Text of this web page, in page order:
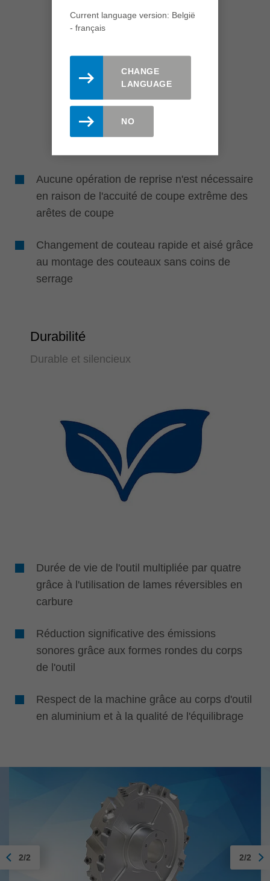
Aucune opération de reprise n'est nécessaire
en raison de l'accuité de coupe extrême des
arêtes de coupe
Changement de couteau rapide et aisé grâce
au montage des couteaux sans coins de
serrage
Durabilité
Durable et silencieux
Durée de vie de l'outil multipliée par quatre
grâce à l'utilisation de lames réversibles en
carbure
Réduction significative des émissions
sonores grâce aux formes rondes du corps
de l'outil
Respect de la machine grâce au corps d'outil
en aluminium et à la qualité de l'équilibrage
2/2 2/2
Current language version: België
- français
CHANGE
LANGUAGE
NO